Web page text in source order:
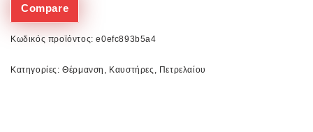
Compare
Κωδικός προϊόντος:e0efc893b5a4
Κατηγορίες:Θέρμανση , Καυστήρες , Πετρελαίου